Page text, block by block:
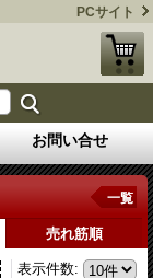
PCサイト
お問い合せ
一覧
売れ筋順
表示件数: